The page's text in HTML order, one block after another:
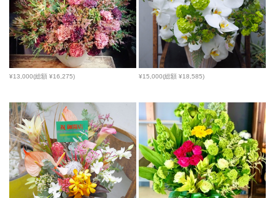
¥13,000(総額 ¥16,275) ¥15,000(総額 ¥18,585)